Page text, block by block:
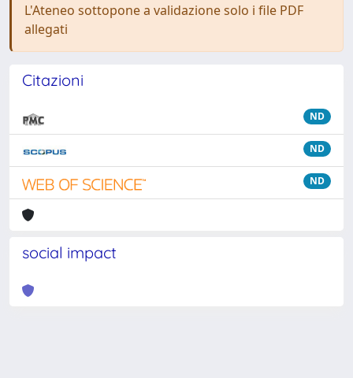
L'Ateneo sottopone a validazione solo i file PDF
allegati
Citazioni
ND
ND
ND
social impact